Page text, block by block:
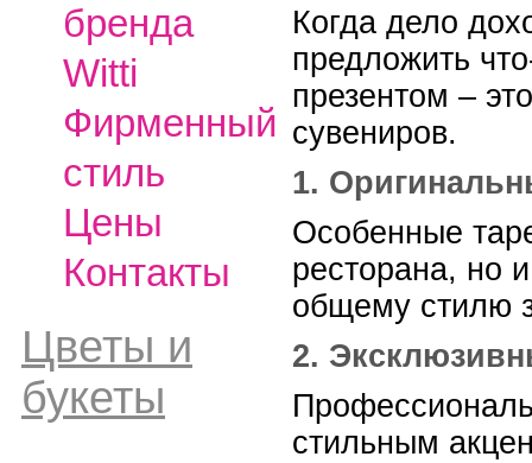
бренда
Witti
Фирменный
стиль
Цены
Контакты
Цветы и
букеты
Когда дело
предложить
презентом –
сувениров.
1.
Особенные
ресторана, но
общему стилю
2.
стильным